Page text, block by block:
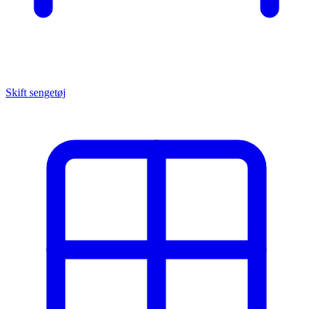
Skift sengetøj